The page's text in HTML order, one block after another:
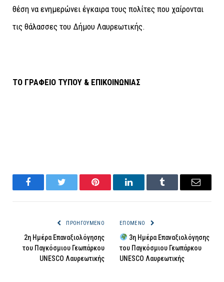
θέση να ενημερώνει έγκαιρα τους πολίτες που χαίρονται
τις θάλασσες του Δήμου Λαυρεωτικής.
ΤΟ ΓΡΑΦΕΙΟ ΤΥΠΟΥ & ΕΠΙΚΟΙΝΩΝΙΑΣ
FacebookTwitter Pinterest LinkedInTumblr Email
ΠΡΟΗΓΟΎΜΕΝΟ
2η Ημέρα Επαναξιολόγησης
του Παγκόσμιου Γεωπάρκου
UNESCO Λαυρεωτικής
ΕΠΌΜΕΝΟ
3η Ημέρα Επαναξιολόγησης
του Παγκόσμιου Γεωπάρκου
UNESCO Λαυρεωτικής